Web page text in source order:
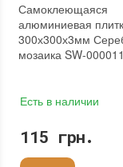
Самоклеющаяся
алюминиевая
300х300х3мм
мозаика SW-
Есть в наличии
115 грн.